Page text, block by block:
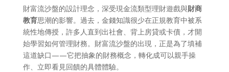
財富流沙盤的設計理念，深受現金流類型理財遊戲與財商
教育思潮的影響。過去，金錢知識很少在正規教育中被系
統性地傳授，許多人直到出社會、背上房貸或卡債，才開
始學習如何管理財務。財富流沙盤的出現，正是為了填補
這道缺口——它把抽象的財務概念，轉化成可以親手操
作、立即看見回饋的具體體驗。